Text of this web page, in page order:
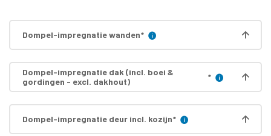
Dompel-impregnatie wanden*
Dompel-impregnatie dak (incl. boei &
gordingen - excl. dakhout)
*
Dompel-impregnatie deur incl. kozijn*